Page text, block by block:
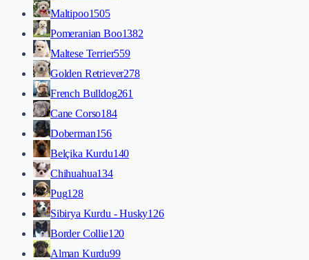
Maltipoo1505
Pomeranian Boo1382
Maltese Terrier559
Golden Retriever278
French Bulldog261
Cane Corso184
Doberman156
Belçika Kurdu140
Chihuahua134
Pug128
Sibirya Kurdu - Husky126
Border Collie120
Alman Kurdu99